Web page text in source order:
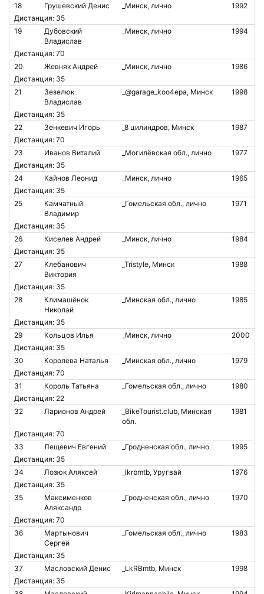
18
Грушевский Денис _Минск, лично
1992
Дистанция: 35
19
Дубовский
Владислав
_Минск, лично 1994
Дистанция: 70
20
Жевняк Андрей _Минск, лично
1986
Дистанция: 35
21
Зезелюк
Владислав
_@garage_koo4epa, Минск 1998
Дистанция: 35
22
Зенкевич Игорь _8 цилиндров, Минск
1987
Дистанция: 70
23
Иванов Виталий _Могилёвская обл., лично
1977
Дистанция: 35
24
Кайнов Леонид _Минск, лично
1965
Дистанция: 35
25
Камчатный
Владимир
_Гомельская обл., лично 1971
Дистанция: 35
26
Киселев Андрей _Минск, лично
1984
Дистанция: 35
27
Клебанович
Виктория
_Tristyle, Минск 1988
Дистанция: 35
28
Климашёнок
Николай
_Минская обл., лично 1985
Дистанция: 35
29
Кольцов Илья _Минск, лично
2000
Дистанция: 35
30
Королева Наталья _Минская обл., лично
1979
Дистанция: 70
31
Король Татьяна _Гомельская обл., лично
1980
Дистанция: 22
32
Ларионов Андрей
_BikeTourist.club, Минская
обл.
1981
Дистанция: 70
33
Лещевич Евгений _Гродненская обл., лично
1995
Дистанция: 35
34
Лозюк Аляксей _lkrbmtb, Уругвай
1976
Дистанция: 35
35
Максименков
Аляксандр
_Гродненская обл., лично 1970
Дистанция: 70
36
Мартынович
Сергей
_Гомельская обл., лично 1983
Дистанция: 35
37
Масловский Денис _LkRBmtb, Минск
1998
Дистанция: 35